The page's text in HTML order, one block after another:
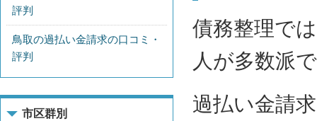
債務整理で
人が多数派
過払い金請
評判
鳥取の過払い金請求の口コミ・
評判
市区群別